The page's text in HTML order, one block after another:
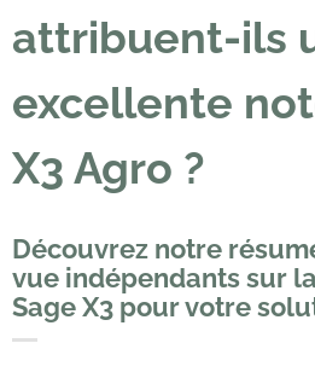
attribuent-ils
excellente
X3 Agro ?
Découvrez notre
vue indépendants sur
Sage X3 pour votre